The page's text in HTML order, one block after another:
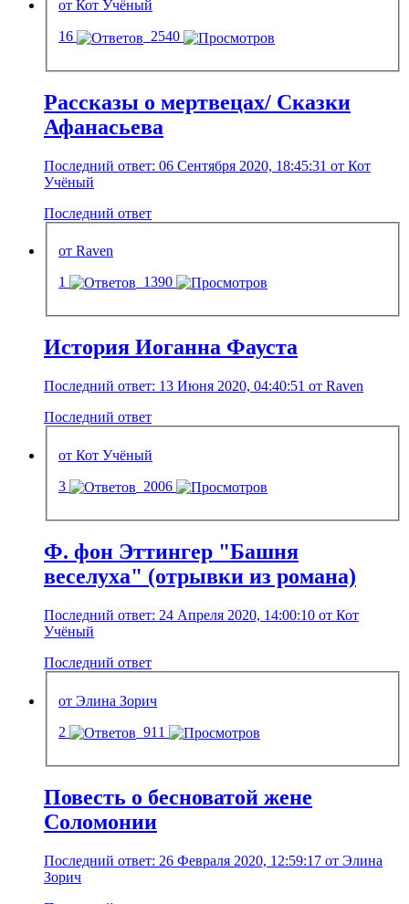
от Кот Учёный
16
2540
Рассказы о мертвецах/ Сказки
Афанасьева
Последний ответ: 06 Сентября 2020, 18:45:31 от Кот
Учёный
Последний ответ
от Raven
1
1390
История Иоганна Фауста
Последний ответ: 13 Июня 2020, 04:40:51 от Raven
Последний ответ
от Кот Учёный
3
2006
Ф. фон Эттингер "Башня
веселуха" (отрывки из романа)
Последний ответ: 24 Апреля 2020, 14:00:10 от Кот
Учёный
Последний ответ
от Элина Зорич
2
911
Повесть о бесноватой жене
Соломонии
Последний ответ: 26 Февраля 2020, 12:59:17 от Элина
Зорич